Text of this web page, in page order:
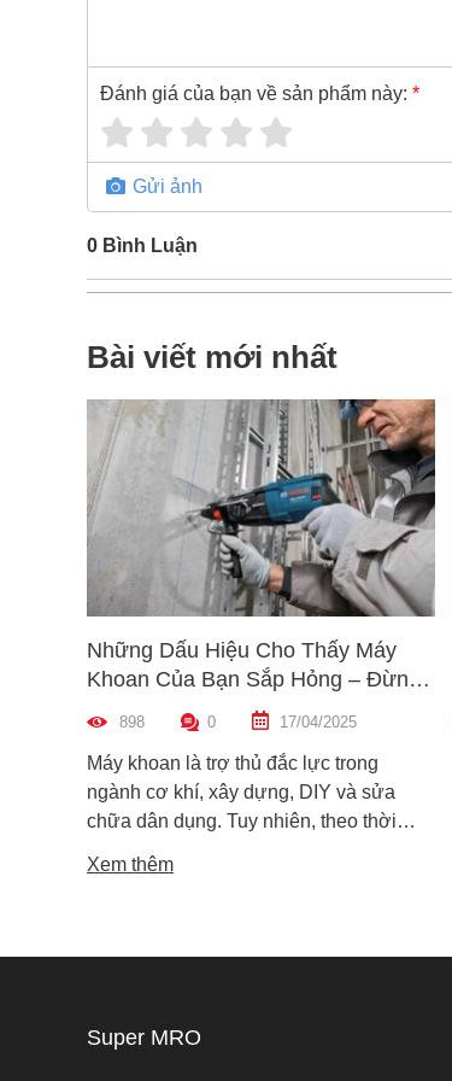
Đánh giá của bạn về sản phẩm này: *
Gửi ảnh
0 Bình Luận
Bài viết mới nhất
Những Dấu Hiệu Cho Thấy Máy
Khoan Của Bạn Sắp Hỏng – Đừng
898 0 17/04/2025
Máy khoan là trợ thủ đắc lực trong
ngành cơ khí, xây dựng, DIY và sửa
chữa dân dụng. Tuy nhiên, theo thời
xuống cấp và hư hỏng nếu không được
các dấu hiệu máy khoan sắp hỏng? Hãy
Xem thêm
Super MRO